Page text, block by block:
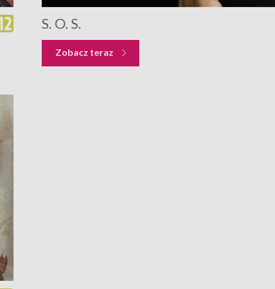
S. O. S.
Zobacz teraz